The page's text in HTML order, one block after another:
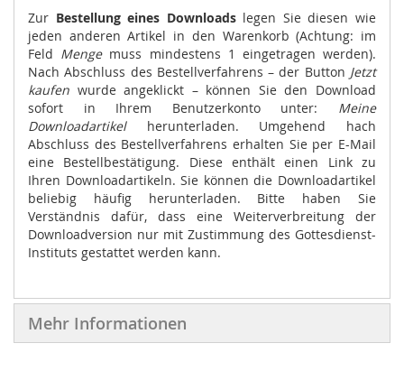
Zur Bestellung eines Downloadslegen Sie diesen wie
jeden anderen Artikel in den Warenkorb (Achtung: im
Feld Mengemuss mindestens 1 eingetragen werden).
Nach Abschluss des Bestellverfahrens – der Button Jetzt
kaufen wurde angeklickt – können Sie den Download
sofort in Ihrem Benutzerkonto unter: Meine
Downloadartikelherunterladen. Umgehend hach
Abschluss des Bestellverfahrens erhalten Sie per E-Mail
eine Bestellbestätigung. Diese enthält einen Link zu
Ihren Downloadartikeln. Sie können die Downloadartikel
beliebig häufig herunterladen. Bitte haben Sie
Verständnis dafür, dass eine Weiterverbreitung der
Downloadversion nur mit Zustimmung des Gottesdienst-
Instituts gestattet werden kann.
Mehr Informationen